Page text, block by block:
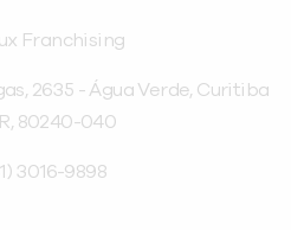
Franchising
2635 - Água Verde, Curitiba
80240-040
3016-9898